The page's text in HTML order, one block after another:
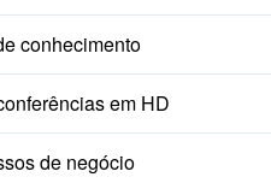
conhecimento
em HD
de negócio